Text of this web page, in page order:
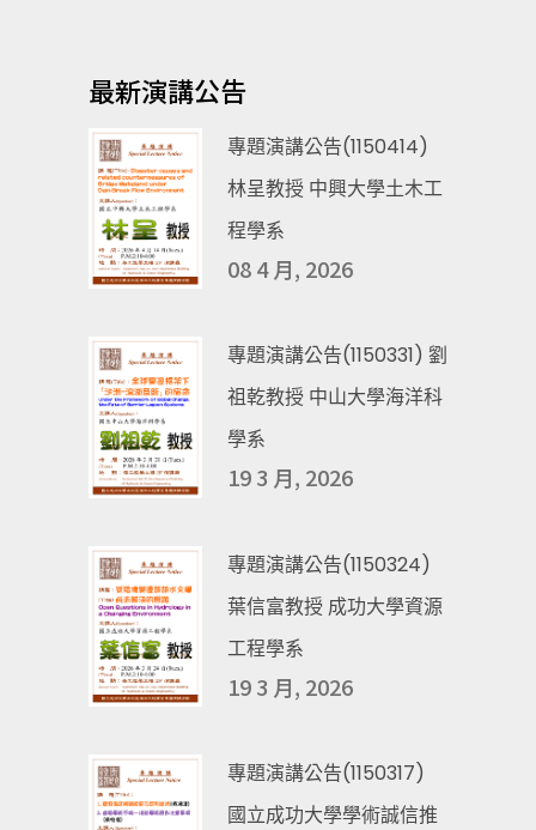
最新演講公告
專題演講公告(1150414)
林呈教授 中興大學土木工
程學系
08 4 月, 2026
專題演講公告(1150331) 劉
祖乾教授 中山大學海洋科
學系
19 3 月, 2026
專題演講公告(1150324)
葉信富教授 成功大學資源
工程學系
19 3 月, 2026
專題演講公告(1150317)
國立成功大學學術誠信推